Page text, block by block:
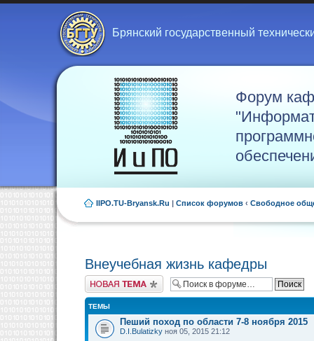
Брянский государственный
Форум
IIPO.TU-Bryansk.Ru | Список форумов ‹ Свободное
Внеучебная жизнь кафедры
Новая тема
ТЕМЫ
Пеший поход по области 7-8 ноября 2015
D.I.Bulatizky ноя 05, 2015 21:12